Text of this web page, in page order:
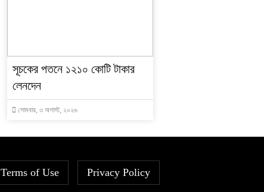
সূচকের পতনে ১২১০ কোটি টাকার
লেনদেন
সোমবার, ৩ অগাস্ট, ২০২৬
Terms of Use Privacy Policy